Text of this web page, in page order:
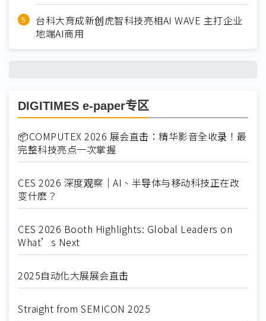
台科大育成新创虎智科技亮相AI WAVE 主打企业
地端AI商用
DIGITIMES e-paper专区
📦COMPUTEX 2026 展会直击：精华影音全收录！最
完整科技亮点一次掌握
CES 2026 深度观察｜AI、半导体与移动科技正在改
变什麽？
CES 2026 Booth Highlights: Global Leaders on
What’s Next
2025自动化大展展会直击
Straight from SEMICON 2025